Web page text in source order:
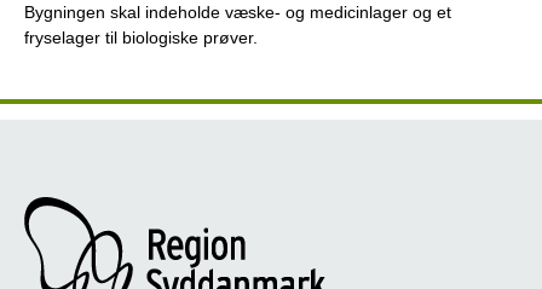
Bygningen skal indeholde væske- og medicinlager og et
fryselager til biologiske prøver.